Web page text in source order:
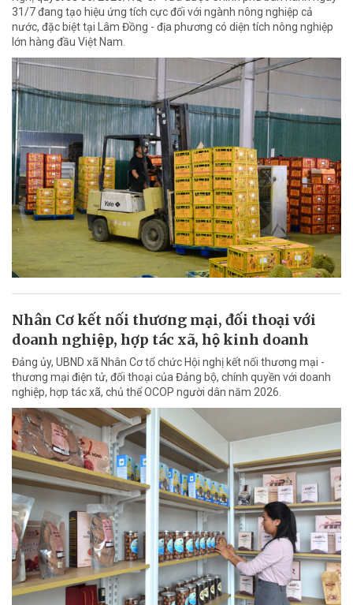
31/7 đang tạo hiệu ứng tích cực đối với ngành nông nghiệp cả
nước, đặc biệt tại Lâm Đồng - địa phương có diện tích nông nghiệp
lớn hàng đầu Việt Nam.
Nhân Cơ kết nối thương mại, đối thoại với
doanh nghiệp, hợp tác xã, hộ kinh doanh
Đảng ủy, UBND xã Nhân Cơ tổ chức Hội nghị kết nối thương mại -
thương mại điện tử, đối thoại của Đảng bộ, chính quyền với doanh
nghiệp, hợp tác xã, chủ thể OCOP người dân năm 2026.